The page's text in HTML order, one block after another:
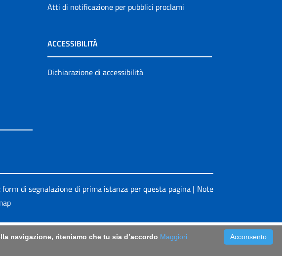
Atti di notificazione per pubblici proclami
ACCESSIBILITÀ
Dichiarazione di accessibilità
form di segnalazione di prima istanza per questa pagina| Note
Acconsento
navigazione, riteniamo che tu sia d’accordo Maggiori